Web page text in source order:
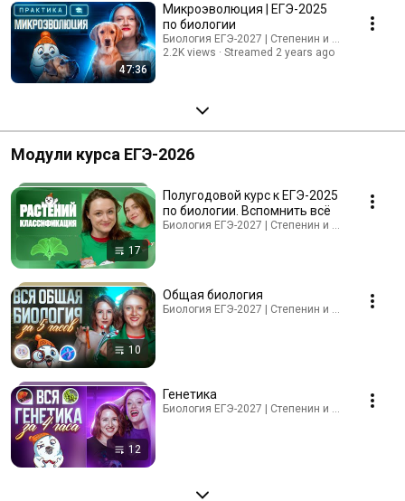
47:36
Микроэволюция | ЕГЭ-2025
по биологии
Биология ЕГЭ-2027 | Степенин и Дацук
2.2K views
Streamed 2 years ago
Модули курса ЕГЭ-2026
17
Полугодовой курс к ЕГЭ-2025
по биологии. Вспомнить всё
Биология ЕГЭ-2027 | Степенин и Дацук ·
10
Общая биология
Биология ЕГЭ-2027 | Степенин и Дацук ·
12
Генетика
Биология ЕГЭ-2027 | Степенин и Дацук ·